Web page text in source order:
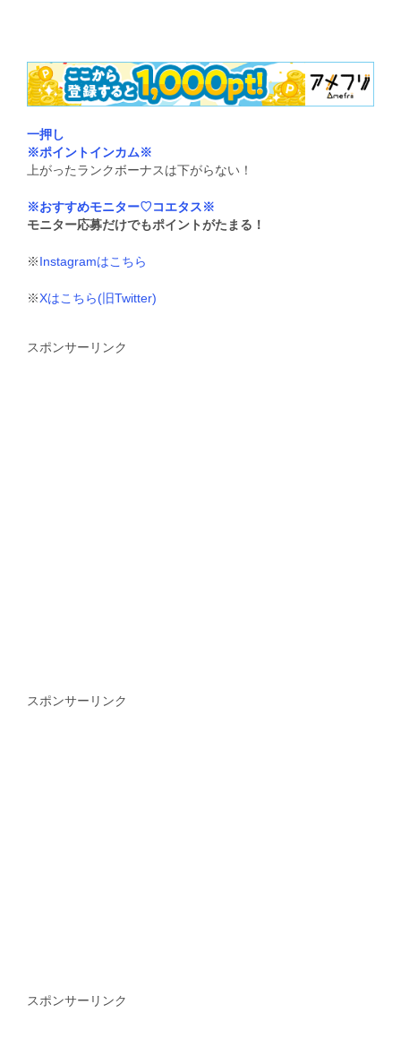
一押し
※ポイントインカム※
上がったランクボーナスは下がらない！
※おすすめモニター♡コエタス※
モニター応募だけでもポイントがたまる！
※Instagramはこちら
※Xはこちら(旧Twitter)
スポンサーリンク
スポンサーリンク
スポンサーリンク